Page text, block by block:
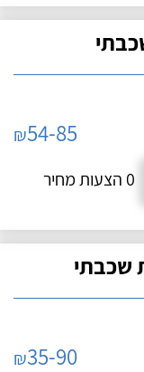
₪54-85
0 הצעות מחיר
שכבתי
₪35-90